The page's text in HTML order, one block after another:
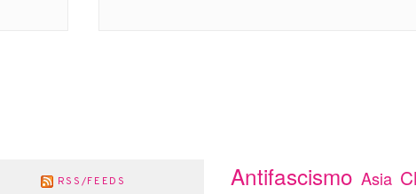
RSS/FEEDS Antifascismo Asia